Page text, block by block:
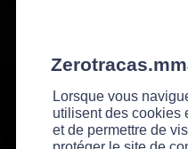
Lorsque vous
utilisent des cookies
et de permettre de